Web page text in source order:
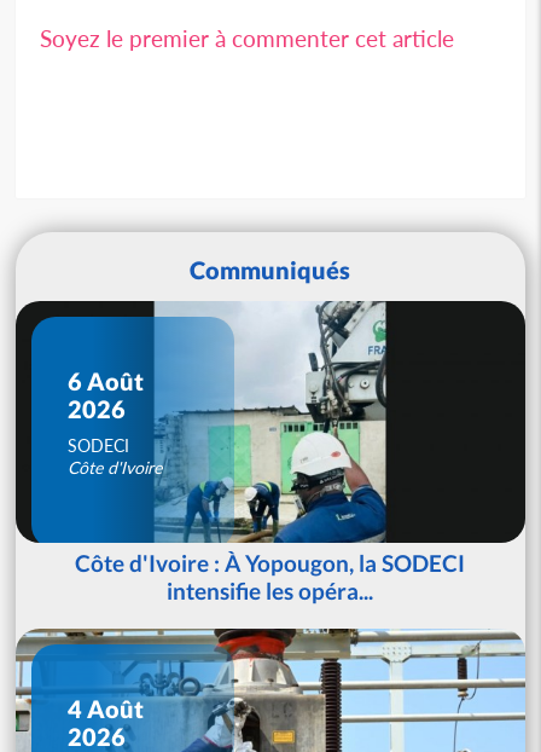
Soyez le premier à commenter cet article
Communiqués
6 Août
2026
SODECI
Côte d'Ivoire
Côte d'Ivoire : À Yopougon, la SODECI
intensifie les opéra...
4 Août
2026